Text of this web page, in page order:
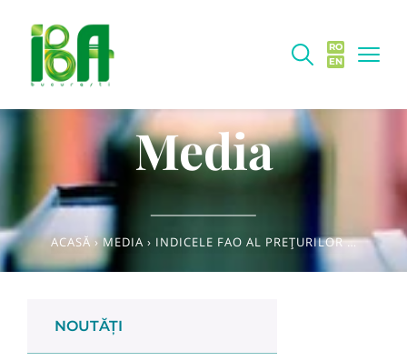
RO
EN
Media
ACASĂ › MEDIA › INDICELE FAO AL PREȚURILOR LA ALIMENTE A RĂMAS NESCHIMBAT ÎN SEPTEMBRIE
NOUTĂȚI